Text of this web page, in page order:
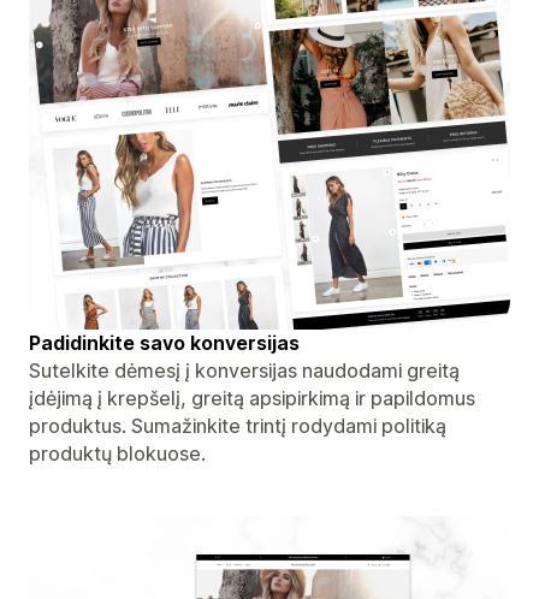
Padidinkite savo konversijas
Sutelkite dėmesį į konversijas naudodami greitą
įdėjimą į krepšelį, greitą apsipirkimą ir papildomus
produktus. Sumažinkite trintį rodydami politiką
produktų blokuose.